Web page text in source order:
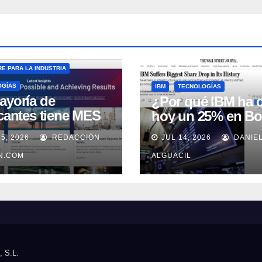
PARA LA INDUSTRIA
de
tiene MES
lo usa
según
Automation
2026 REDACCIÓN
IBM TECNOLOGÍAS
¿Por qué IBM ha
hoy un 25% en
JUL 14, 2026 DANIEL
ALGUACIL